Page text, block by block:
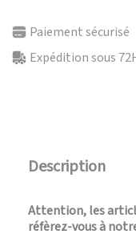
Paiement sécurisé
Expédition sous
Description
Attention, les
réfèrez-vous à